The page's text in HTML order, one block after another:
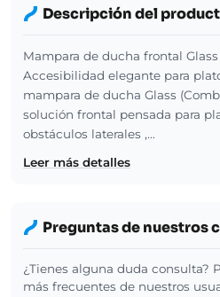
Descripción del
Mampara de ducha frontal Glass
Accesibilidad elegante para
mampara de ducha Glass
solución frontal pensada para
obstáculos laterales ,…
Leer más detalles
Preguntas de nuestros
¿Tienes alguna duda consulta?
más frecuentes de nuestros